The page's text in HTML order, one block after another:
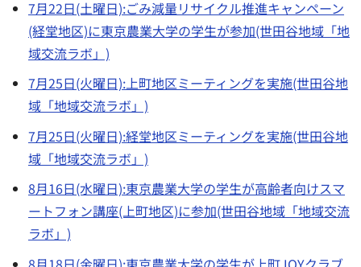
7月22日(土曜日):ごみ減量リサイクル推進キャンペーン
(経堂地区)に東京農業大学の学生が参加(世田谷地域「地
域交流ラボ」)
7月25日(火曜日):上町地区ミーティングを実施(世田谷地
域「地域交流ラボ」)
7月25日(火曜日):経堂地区ミーティングを実施(世田谷地
域「地域交流ラボ」)
8月16日(水曜日):東京農業大学の学生が高齢者向けスマ
ートフォン講座(上町地区)に参加(世田谷地域「地域交流
ラボ」)